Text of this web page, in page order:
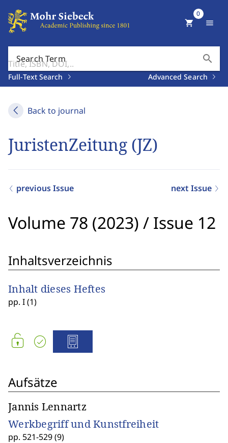
Search Term search
Full-Text Search Advanced Search
shopping_cart
0
menu
Back to journal
JuristenZeitung (JZ)
previous Issue next Issue
Volume 78 (2023) / Issue 12
Inhaltsverzeichnis
Inhalt dieses Heftes
pp. I (1)
Aufsätze
Jannis Lennartz
Werkbegriff und Kunstfreiheit
pp. 521-529 (9)